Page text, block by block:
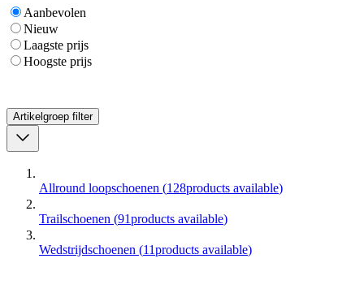
Aanbevolen
Nieuw
Laagste prijs
Hoogste prijs
Artikelgroep filter
Allround loopschoenen (128products available)
Trailschoenen (91products available)
Wedstrijdschoenen (11products available)